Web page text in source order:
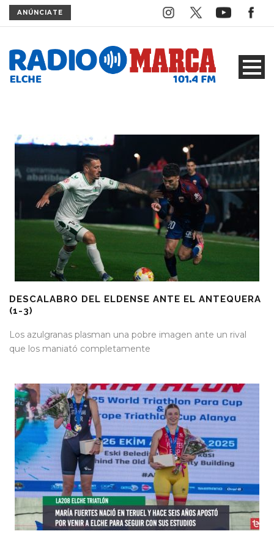
ANÚNCIATE
DESCALABRO DEL ELDENSE ANTE EL ANTEQUERA
(1-3)
Los azulgranas plasman una pobre imagen ante un rival
que los maniató completamente